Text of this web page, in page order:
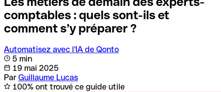
comptables : quels sont-ils et
comment s’y préparer ?
Automatisez avec l'IA de Qonto
5 min
19 mai 2025
Par Guillaume Lucas
100% ont trouvé ce guide utile